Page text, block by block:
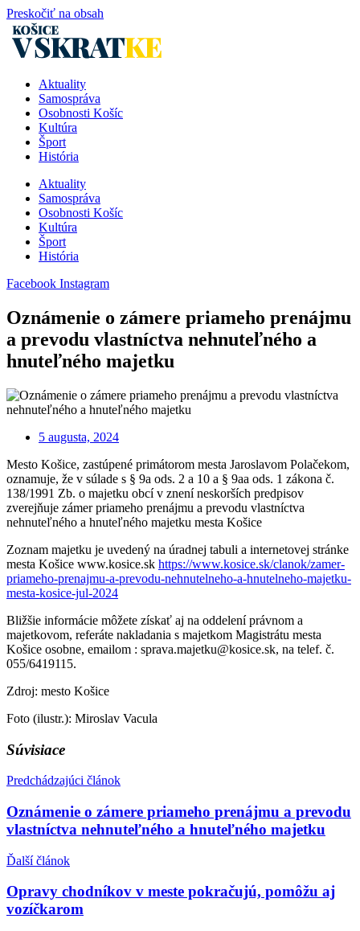
Preskočiť na obsah
Aktuality
Samospráva
Osobnosti Košíc
Kultúra
Šport
História
Aktuality
Samospráva
Osobnosti Košíc
Kultúra
Šport
História
Facebook Instagram
Oznámenie o zámere priameho prenájmu
a prevodu vlastníctva nehnuteľného a
hnuteľného majetku
5 augusta, 2024
Mesto Košice, zastúpené primátorom mesta Jaroslavom Polačekom,
oznamuje, že v súlade s § 9a ods. 2 a 10 a § 9aa ods. 1 zákona č.
138/1991 Zb. o majetku obcí v znení neskorších predpisov
zverejňuje zámer priameho prenájmu a prevodu vlastníctva
nehnuteľného a hnuteľného majetku mesta Košice
Zoznam majetku je uvedený na úradnej tabuli a internetovej stránke
mesta Košice www.kosice.sk https://www.kosice.sk/clanok/zamer-
priameho-prenajmu-a-prevodu-nehnutelneho-a-hnutelneho-majetku-
mesta-kosice-jul-2024
Bližšie informácie môžete získať aj na oddelení právnom a
majetkovom, referáte nakladania s majetkom Magistrátu mesta
Košice osobne, emailom : sprava.majetku@kosice.sk, na telef. č.
055/6419115.
Zdroj: mesto Košice
Foto (ilustr.): Miroslav Vacula
Súvisiace
Predchádzajúci článok
Oznámenie o zámere priameho prenájmu a prevodu
vlastníctva nehnuteľného a hnuteľného majetku
Ďalší článok
Opravy chodníkov v meste pokračujú, pomôžu aj
vozíčkarom